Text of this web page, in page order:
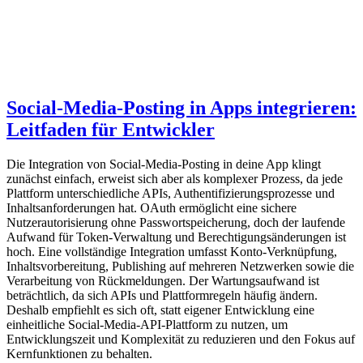
Social-Media-Posting in Apps integrieren:
Leitfaden für Entwickler
Die Integration von Social-Media-Posting in deine App klingt
zunächst einfach, erweist sich aber als komplexer Prozess, da jede
Plattform unterschiedliche APIs, Authentifizierungsprozesse und
Inhaltsanforderungen hat. OAuth ermöglicht eine sichere
Nutzerautorisierung ohne Passwortspeicherung, doch der laufende
Aufwand für Token-Verwaltung und Berechtigungsänderungen ist
hoch. Eine vollständige Integration umfasst Konto-Verknüpfung,
Inhaltsvorbereitung, Publishing auf mehreren Netzwerken sowie die
Verarbeitung von Rückmeldungen. Der Wartungsaufwand ist
beträchtlich, da sich APIs und Plattformregeln häufig ändern.
Deshalb empfiehlt es sich oft, statt eigener Entwicklung eine
einheitliche Social-Media-API-Plattform zu nutzen, um
Entwicklungszeit und Komplexität zu reduzieren und den Fokus auf
Kernfunktionen zu behalten.